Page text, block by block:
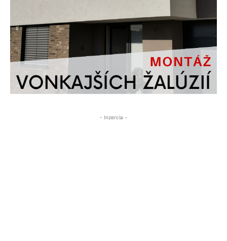
- Inzercia -